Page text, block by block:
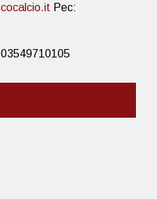
Pec: